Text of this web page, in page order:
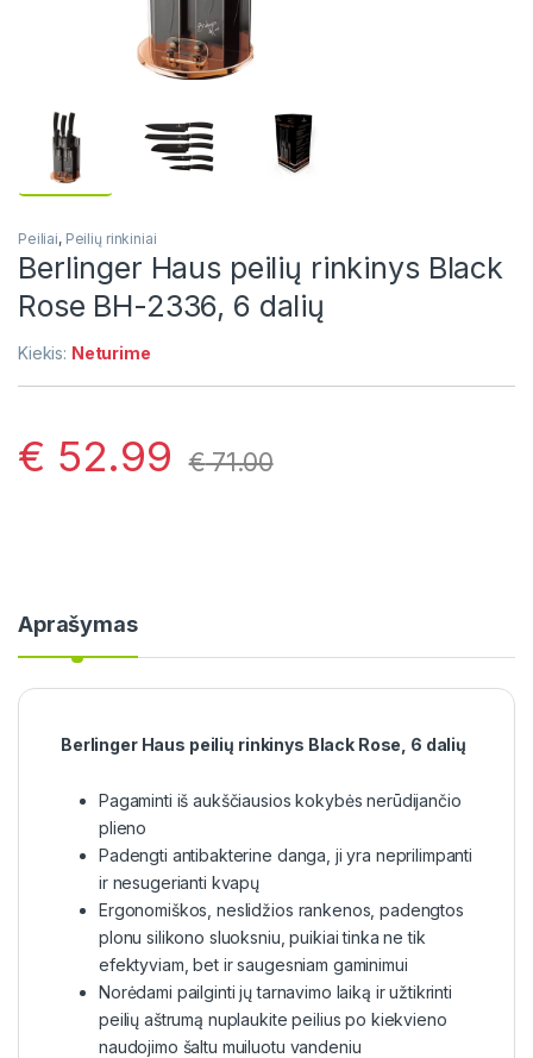
Peiliai, Peilių rinkiniai
Berlinger Haus peilių rinkinys Black
Rose BH-2336, 6 dalių
Kiekis: Neturime
€ 52.99 €71.00
Aprašymas
Berlinger Haus peilių rinkinys Black Rose, 6 dalių
Pagaminti iš aukščiausios kokybės nerūdijančio
plieno
Padengti antibakterine danga, ji yra neprilimpanti
ir nesugerianti kvapų
Ergonomiškos, neslidžios rankenos, padengtos
plonu silikono sluoksniu, puikiai tinka ne tik
efektyviam, bet ir saugesniam gaminimui
Norėdami pailginti jų tarnavimo laiką ir užtikrinti
peilių aštrumą nuplaukite peilius po kiekvieno
naudojimo šaltu muiluotu vandeniu